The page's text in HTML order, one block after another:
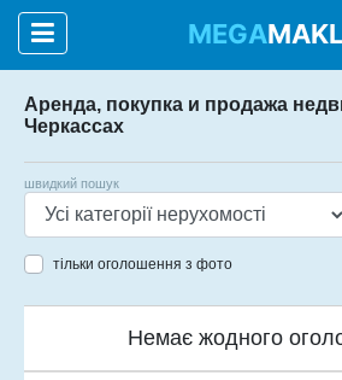
MEGA
Аренда, покупка и продажа
Черкассах
швидкий пошук
тільки оголошення з фото
Немає жодного